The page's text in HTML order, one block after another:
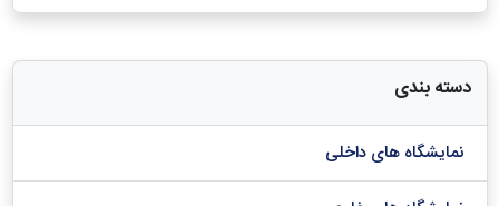
دسته بندی
نمایشگاه های داخلی